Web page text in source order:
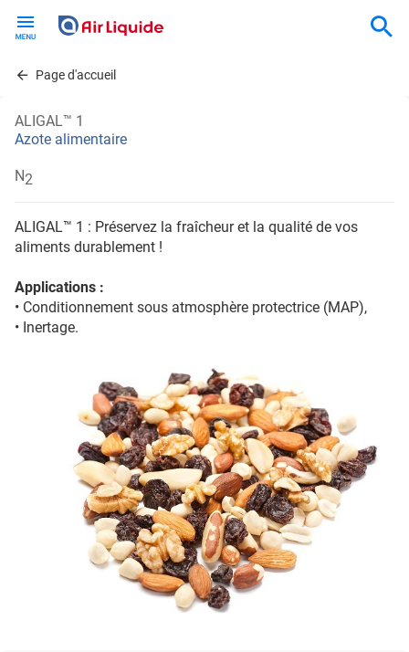
contentPage d'accueil
ALIGAL™ 1
Azote alimentaire
N2
ALIGAL™ 1 : Préservez la fraîcheur et la qualité de vos
aliments durablement !
Applications :
• Conditionnement sous atmosphère protectrice (MAP),
• Inertage.